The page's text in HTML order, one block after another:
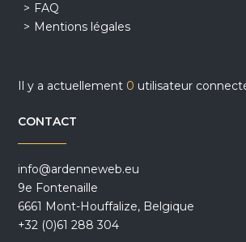
FAQ
Mentions légales
Il y a actuellement 0 utilisateur
CONTACT
info@ardenneweb.eu
9e Fontenaille
6661 Mont-Houffalize, Belgique
+32 (0)61 288 304